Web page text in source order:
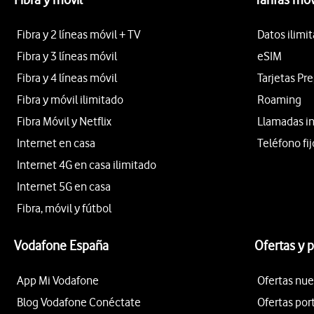
Fibra y 2 líneas móvil + TV
Fibra y 3 líneas móvil
Fibra y 4 líneas móvil
Fibra y móvil ilimitado
Fibra Móvil y Netflix
Internet en casa
Internet 4G en casa ilimitado
Internet 5G en casa
Fibra, móvil y fútbol
Datos
eSIM
Tarjetas
Roaming
Llamadas
Teléfono
Vodafone España
App Mi Vodafone
Blog Vodafone Conéctate
Ofertas y
Ofertas
Ofertas